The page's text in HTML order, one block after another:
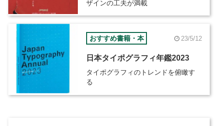
ザインの工夫が満載
おすすめ書籍・本 23/5/12
日本タイポグラフィ年鑑2023
タイポグラフィのトレンドを俯瞰す
る